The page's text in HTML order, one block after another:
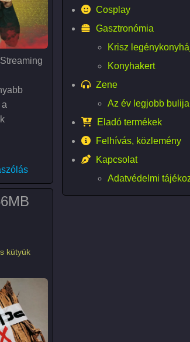
TUF RTX 3070 O8G GAMING)
kütyük
Cosplay
Gasztronómia
Krisz
Konyhakert
Zene
Az év legjobb bulija
Eladó termékek
Felhívás, közlemény
Kapcsolat
Adatvédelmi